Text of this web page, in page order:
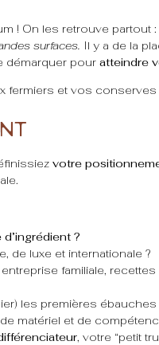
! On les retrouve partout :
surfaces. Il y a de la
démarquer pour atteindre
fermiers et vos conserves
votre
?
de luxe et internationale ?
familiale,
les premières
matériel et de
, votre “petit